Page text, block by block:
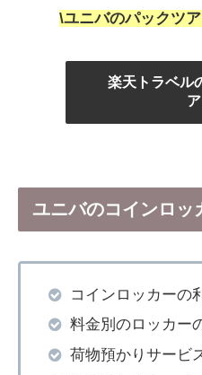
\ユニバのパックツ
楽天トラベル
ユニバのコインロッ
コインロッカーの
料金別のロッカー
荷物預かりサービ